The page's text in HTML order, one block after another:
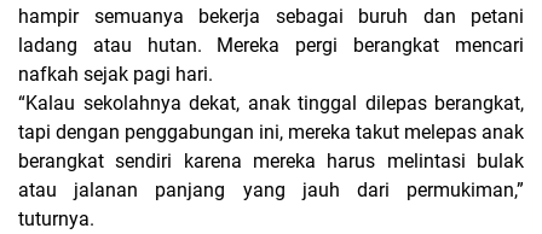
hampir semuanya bekerja sebagai buruh dan petani
ladang atau hutan. Mereka pergi berangkat mencari
nafkah sejak pagi hari.
“Kalau sekolahnya dekat, anak tinggal dilepas berangkat,
tapi dengan penggabungan ini, mereka takut melepas anak
berangkat sendiri karena mereka harus melintasi bulak
atau jalanan panjang yang jauh dari permukiman,”
tuturnya.